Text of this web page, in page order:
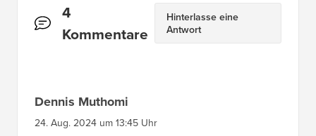
Leserinteraktionen
4
Kommentare
Hinterlasse eine
Antwort
Dennis Muthomi
24. Aug. 2024 um 13:45 Uhr